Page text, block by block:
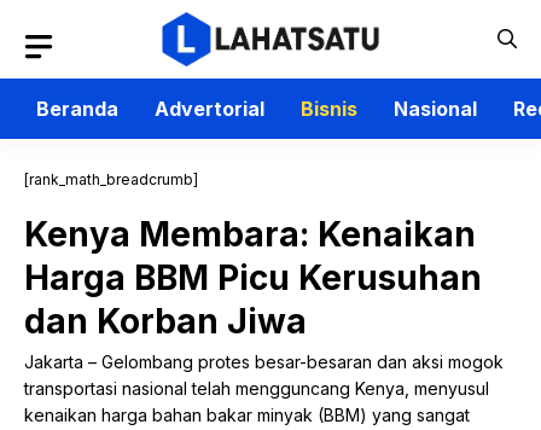
isi
Beranda
Advertorial Bisnis Nasional
[rank_math_breadcrumb]
Kenya Membara: Kenaikan
Harga BBM Picu Kerusuhan
dan Korban Jiwa
Jakarta – Gelombang protes besar-besaran dan aksi mogok
transportasi nasional telah mengguncang Kenya, menyusul
kenaikan harga bahan bakar minyak (BBM) yang sangat